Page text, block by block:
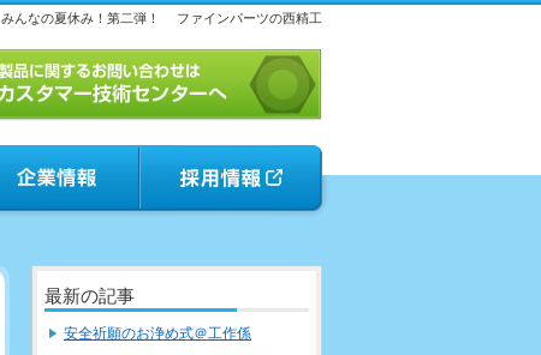
みんなの夏休み！第二弾！ ファインパーツの西精工
最新の記事
安全祈願のお浄め式＠工作係